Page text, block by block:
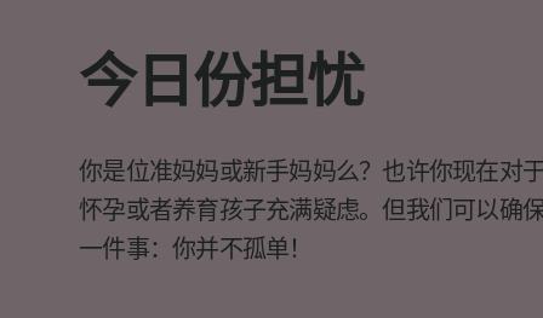
今日份担忧
你是位准妈妈或新手妈妈么？也许你现在对
怀孕或者养育孩子充满疑虑。但我们可以确
一件事：你并不孤单！